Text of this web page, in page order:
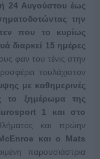
24 Αυγούστου έως
την
που το κυρίως
διαρκεί 15 ημέρες
φαν του τένις στην
τουλάχιστον
με καθημερινές
το ξημέρωμα της
1 και στο
και πρώην
και ο Mats
παρουσιάστρια